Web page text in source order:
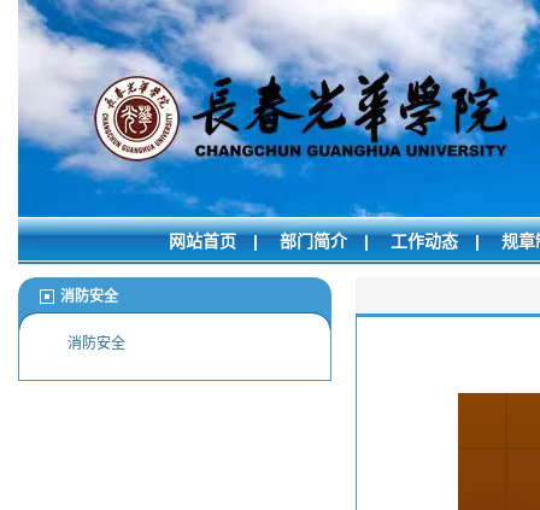
网站首页 | 部门简介| 工作动态 | 规章
消防安全
消防安全